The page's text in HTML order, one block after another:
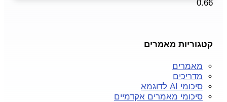
קטגוריות מאמרים
מאמרים
מדריכים
סיכומי AI לדוגמא
סיכומי מאמרים אקדמיים